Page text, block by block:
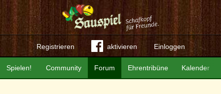
Registrieren aktivieren Einloggen
Community Forum Ehrentribüne Kalender
Spielen!